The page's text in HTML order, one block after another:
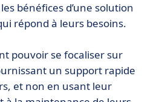
bénéfices d’une solution
répond à leurs besoins.
pouvoir se focaliser sur
un support rapide
et non en usant leur